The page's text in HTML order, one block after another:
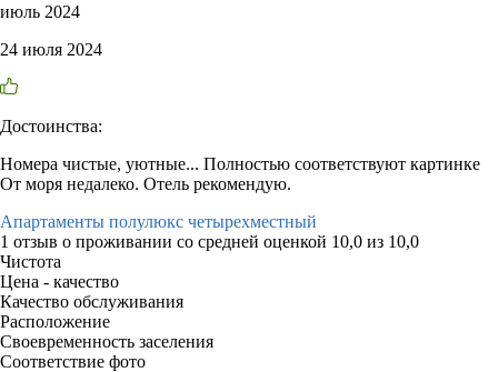
июль 2024
24 июля 2024
Достоинства:
Номера чистые, уютные... Полностью соответствуют картинке
От моря недалеко. Отель рекомендую.
Апартаменты полулюкс четырехместный
1 отзыв о проживании со средней оценкой 10,0 из 10,0
Чистота
Цена - качество
Качество обслуживания
Расположение
Своевременность заселения
Соответствие фото